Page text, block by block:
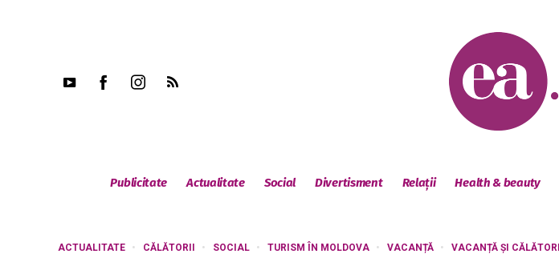
Publicitate Actualitate Social Divertisment Relații Health & beauty
ACTUALITATE CĂLĂTORII SOCIAL TURISM ÎN MOLDOVA VACANȚĂ VACANȚĂ ȘI CĂLĂTORII